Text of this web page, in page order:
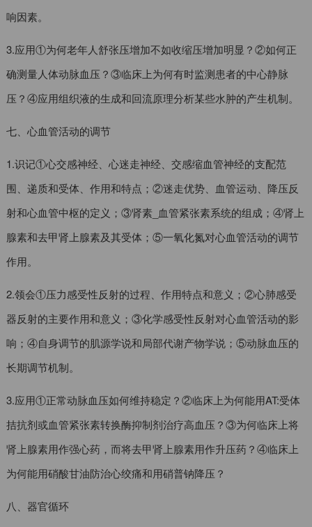
响因素。
3.应用①为何老年人舒张压增加不如收缩压增加明显？②如何正
确测量人体动脉血压？③临床上为何有时监测患者的中心静脉
压？④应用组织液的生成和回流原理分析某些水肿的产生机制。
七、心血管活动的调节
1.识记①心交感神经、心迷走神经、交感缩血管神经的支配范
围、递质和受体、作用和特点；②迷走优势、血管运动、降压反
射和心血管中枢的定义；③肾素_血管紧张素系统的组成；④肾上
腺素和去甲肾上腺素及其受体；⑤一氧化氮对心血管活动的调节
作用。
2.领会①压力感受性反射的过程、作用特点和意义；②心肺感受
器反射的主要作用和意义；③化学感受性反射对心血管活动的影
响；④自身调节的肌源学说和局部代谢产物学说；⑤动脉血压的
长期调节机制。
3.应用①正常动脉血压如何维持稳定？②临床上为何能用AT:受体
拮抗剂或血管紧张素转换酶抑制剂治疗高血压？③为何临床上将
肾上腺素用作强心药，而将去甲肾上腺素用作升压药？④临床上
为何能用硝酸甘油防治心绞痛和用硝普钠降压？
八、器官循环